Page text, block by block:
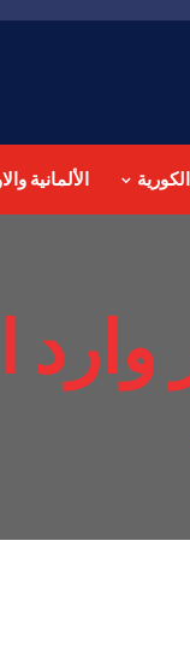
الكورية الألمانية
وارد